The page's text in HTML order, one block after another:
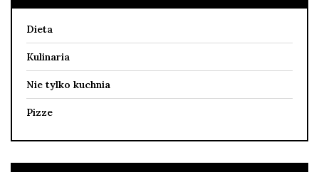
Dieta
Kulinaria
Nie tylko kuchnia
Pizze